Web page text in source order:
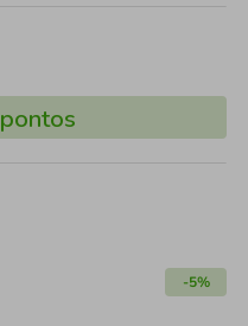
pontos
-5%